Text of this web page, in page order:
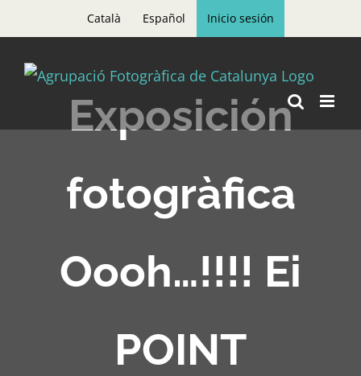
to
content
Català Español Inicio sesión
Exposición
fotogràfica
Oooh…!!!! Ei
POINT